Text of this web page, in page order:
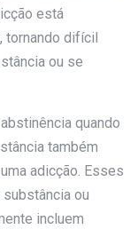
está
difícil
ou se
quando
também
adicção. Esses
ou
incluem